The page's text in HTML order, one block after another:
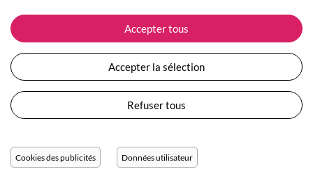
Nos engagements
Plan du site
Devenir revendeur
Collection Femme
Collection Enfants
Les Totebags
Nos différents thèmes
ASSISTANCE
Suivre ma commande
Expédition et livraison
Retour et remboursement
Moyens de paiement
Questions / Réponses
Conditions générales de vente
Protection des données personnelles
Accepter tous
Accepter la sélection
Refuser tous
Cookies des publicités Données utilisateur